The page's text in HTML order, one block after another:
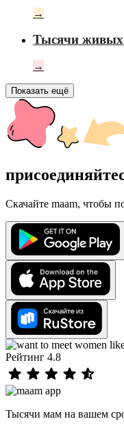
→
Тысячи живых
→
Показать ещё
Скачайте maam, чтобы
Рейтинг 4.8
Тысячи мам на вашем